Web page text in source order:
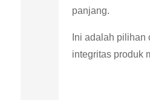
panjang.
Ini adalah
integritas produk